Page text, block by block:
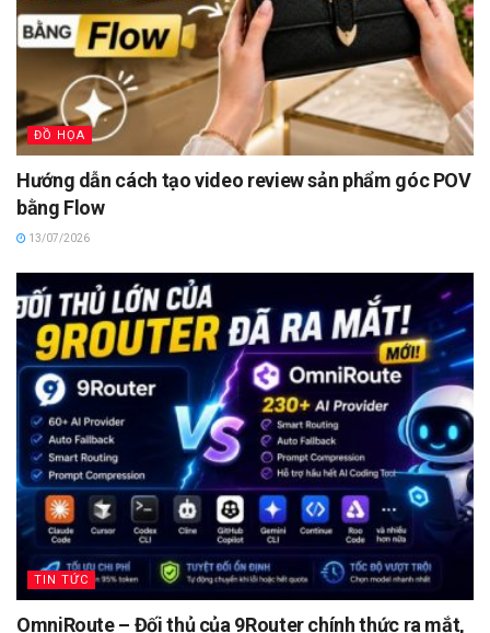
ĐỒ HỌA
Hướng dẫn cách tạo video review sản phẩm góc POV
bằng Flow
13/07/2026
TIN TỨC
OmniRoute – Đối thủ của 9Router chính thức ra mắt,